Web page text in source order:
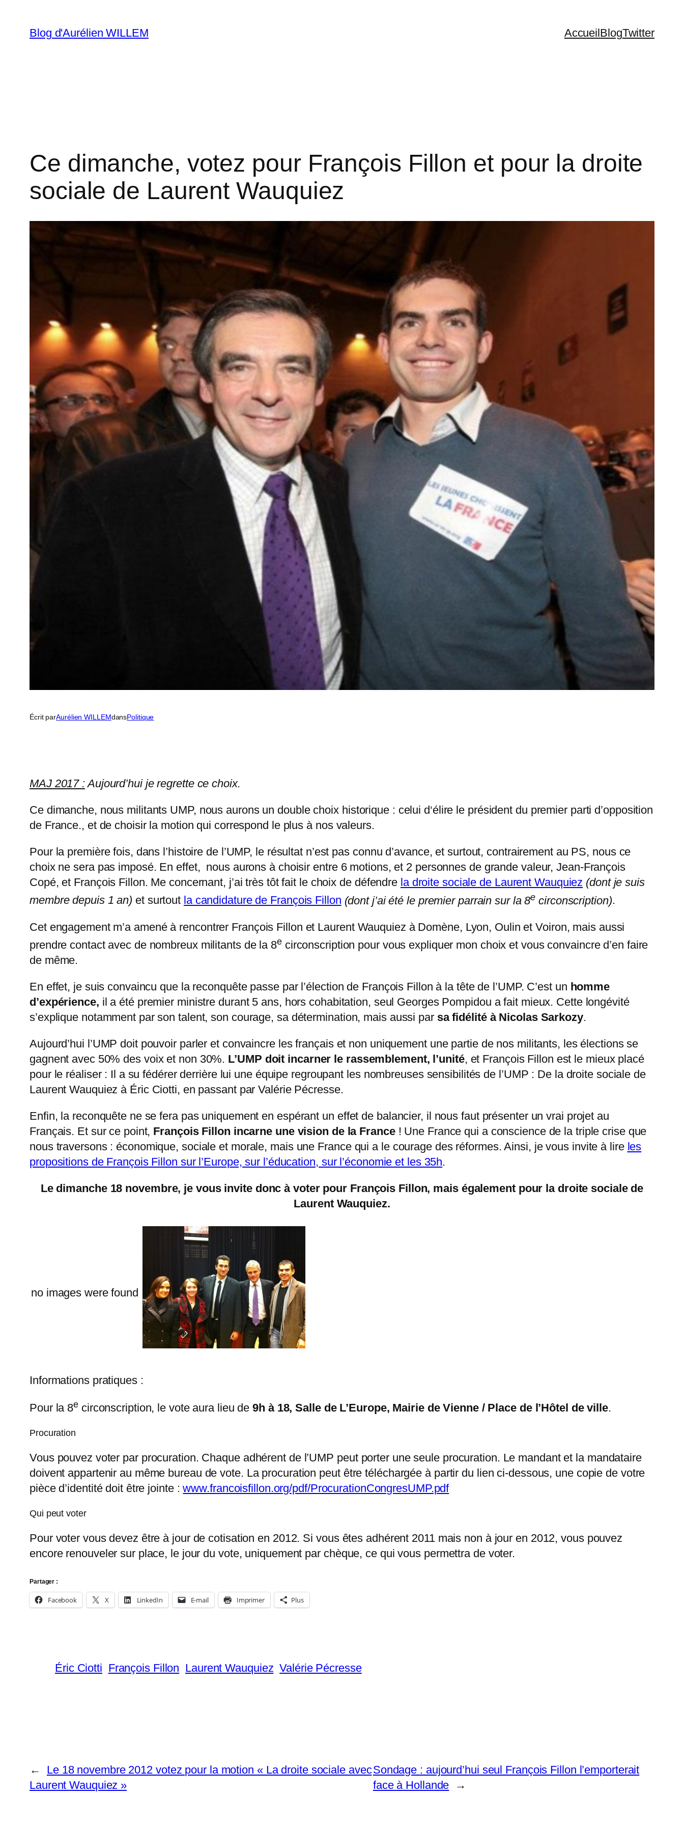
contenu
Blog d'Aurélien WILLEM AccueilBlogTwitter
Ce dimanche, votez pour François Fillon et pour la droite
sociale de Laurent Wauquiez
Écrit parAurélien WILLEMdansPolitique
MAJ 2017 :Aujourd’hui je regrette ce choix.
Ce dimanche, nous militants UMP, nous aurons un double choix historique : celui d‘élire le président du premier parti d’opposition
de France., et de choisir la motion qui correspond le plus à nos valeurs.
Pour la première fois, dans l’histoire de l’UMP, le résultat n’est pas connu d’avance, et surtout, contrairement au PS, nous ce
choix ne sera pas imposé. En effet, nous aurons à choisir entre 6 motions, et 2 personnes de grande valeur, Jean-François
Copé, et François Fillon. Me concernant, j’ai très tôt fait le choix de défendre la droite sociale de Laurent Wauquiez (dont je suis
membre depuis 1 an) et surtout la candidature de François Fillon (dont j’ai été le premier parrain sur la 8e circonscription).
Cet engagement m’a amené à rencontrer François Fillon et Laurent Wauquiez à Domène, Lyon, Oulin et Voiron, mais aussi
prendre contact avec de nombreux militants de la 8ecirconscription pour vous expliquer mon choix et vous convaincre d’en faire
de même.
En effet, je suis convaincu que la reconquête passe par l’élection de François Fillon à la tête de l’UMP. C’est un homme
d’expérience, il a été premier ministre durant 5 ans, hors cohabitation, seul Georges Pompidou a fait mieux. Cette longévité
s’explique notamment par son talent, son courage, sa détermination, mais aussi par sa fidélité à Nicolas Sarkozy.
Aujourd’hui l’UMP doit pouvoir parler et convaincre les français et non uniquement une partie de nos militants, les élections se
gagnent avec 50% des voix et non 30%. L’UMP doit incarner le rassemblement, l’unité, et François Fillon est le mieux placé
pour le réaliser : Il a su fédérer derrière lui une équipe regroupant les nombreuses sensibilités de l’UMP : De la droite sociale de
Laurent Wauquiez à Éric Ciotti, en passant par Valérie Pécresse.
Enfin, la reconquête ne se fera pas uniquement en espérant un effet de balancier, il nous faut présenter un vrai projet au
Français. Et sur ce point, François Fillon incarne une vision de la France! Une France qui a conscience de la triple crise que
nous traversons : économique, sociale et morale, mais une France qui a le courage des réformes. Ainsi, je vous invite à lire les
propositions de François Fillon sur l’Europe, sur l’éducation, sur l’économie et les 35h.
Le dimanche 18 novembre, je vous invite donc à voter pour François Fillon, mais également pour la droite sociale de
Laurent Wauquiez.
no images were found
Informations pratiques :
Pour la 8e circonscription, le vote aura lieu de9h à 18, Salle de L’Europe, Mairie de Vienne / Place de l’Hôtel de ville.
Procuration
Vous pouvez voter par procuration. Chaque adhérent de l’UMP peut porter une seule procuration. Le mandant et la mandataire
doivent appartenir au même bureau de vote. La procuration peut être téléchargée à partir du lien ci-dessous, une copie de votre
pièce d’identité doit être jointe :www.francoisfillon.org/pdf/ProcurationCongresUMP.pdf
Qui peut voter
Pour voter vous devez être à jour de cotisation en 2012. Si vous êtes adhérent 2011 mais non à jour en 2012, vous pouvez
encore renouveler sur place, le jour du vote, uniquement par chèque, ce qui vous permettra de voter.
Partager :
Facebook X LinkedIn E-mail Imprimer Plus
Éric Ciotti François Fillon Laurent Wauquiez Valérie Pécresse
←
Le 18 novembre 2012 votez pour la motion « La droite sociale avec
Laurent Wauquiez »
Sondage : aujourd’hui seul François Fillon l’emporterait
face à Hollande
→